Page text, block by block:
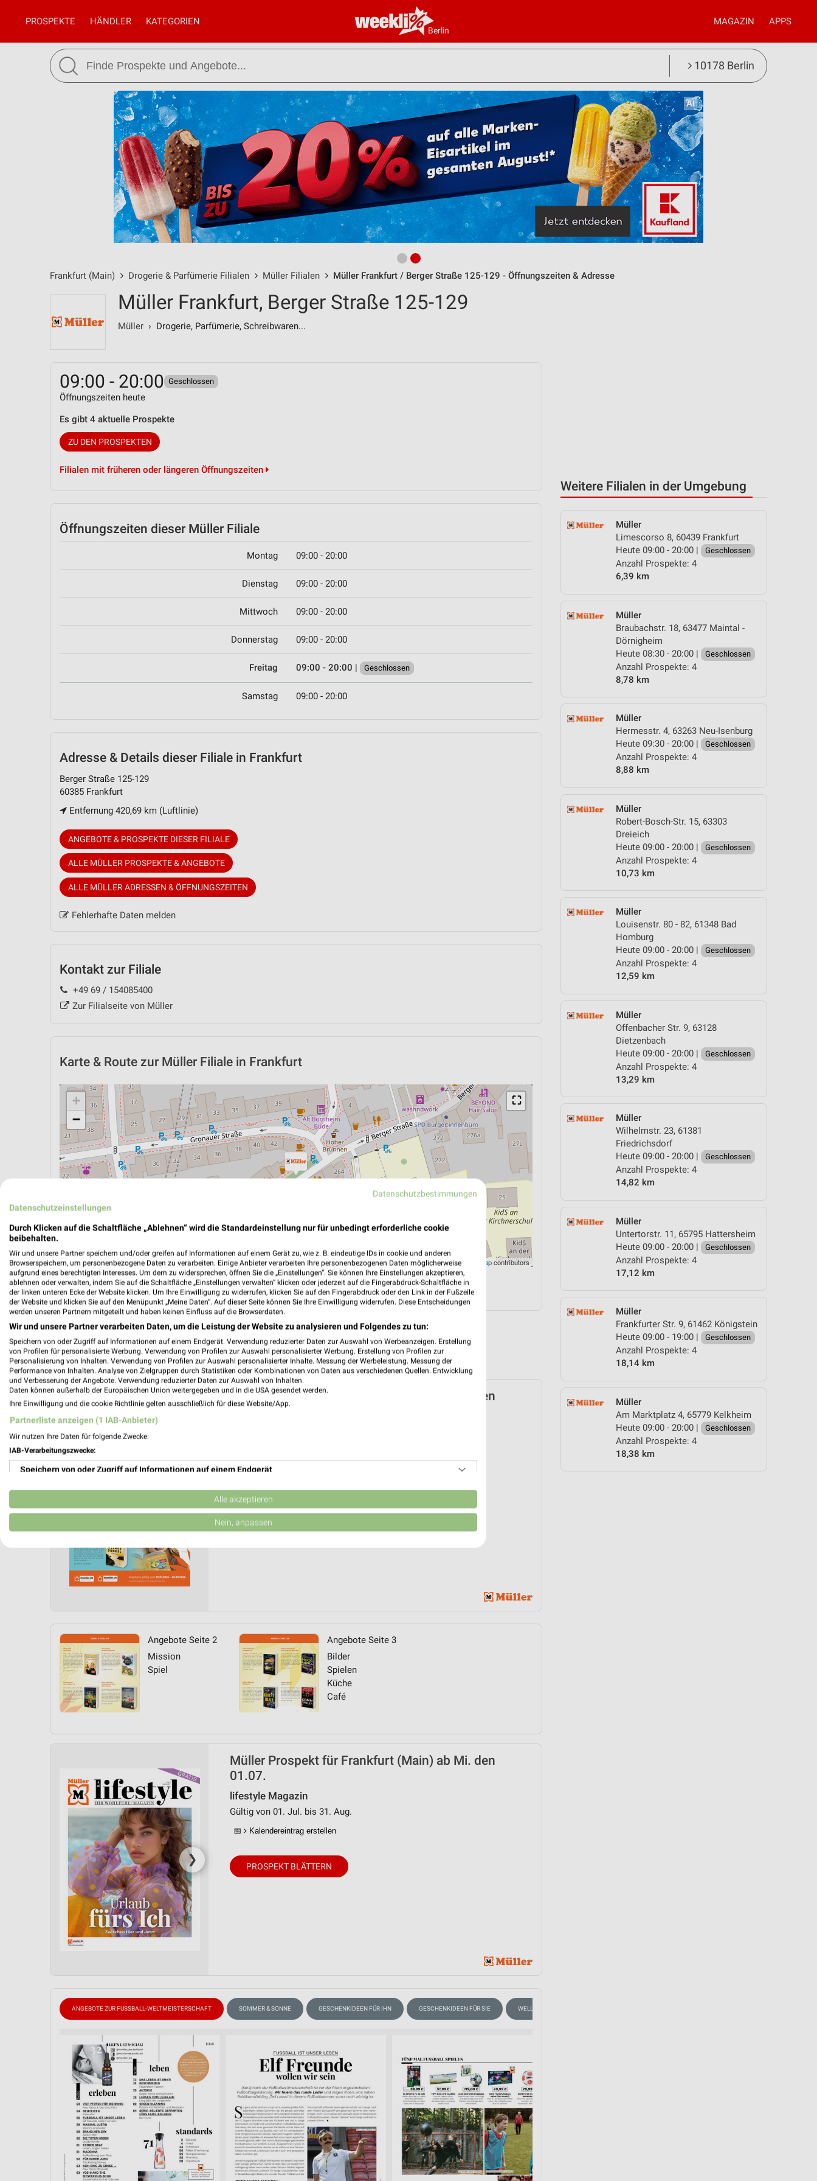
Berlin
PROSPEKTE HÄNDLER KATEGORIEN MAGAZIN APPS
10178 Berlin
Frankfurt (Main) Drogerie & Parfümerie Filialen Müller Filialen Müller Frankfurt / Berger Straße 125-129 - Öffnungszeiten & Adresse
Weitere Filialen in der Umgebung
Müller
Limescorso 8, 60439 Frankfurt
Heute 09:00 - 20:00 |
Geschlossen
Anzahl Prospekte: 4
6,39 km
Müller
Braubachstr. 18, 63477 Maintal -
Dörnigheim
Heute 08:30 - 20:00 |
Geschlossen
Anzahl Prospekte: 4
8,78 km
Müller
Hermesstr. 4, 63263 Neu-Isenburg
Heute 09:30 - 20:00 |
Geschlossen
Anzahl Prospekte: 4
8,88 km
Müller
Robert-Bosch-Str. 15, 63303
Dreieich
Heute 09:00 - 20:00 |
Geschlossen
Anzahl Prospekte: 4
10,73 km
Müller
Louisenstr. 80 - 82, 61348 Bad
Homburg
Heute 09:00 - 20:00 |
Geschlossen
Anzahl Prospekte: 4
12,59 km
Müller
Offenbacher Str. 9, 63128
Dietzenbach
Heute 09:00 - 20:00 |
Geschlossen
Anzahl Prospekte: 4
13,29 km
Müller
Wilhelmstr. 23, 61381
Friedrichsdorf
Heute 09:00 - 20:00 |
Geschlossen
Anzahl Prospekte: 4
14,82 km
Müller
Untertorstr. 11, 65795 Hattersheim
Heute 09:00 - 20:00 |
Geschlossen
Anzahl Prospekte: 4
17,12 km
Müller
Frankfurter Str. 9, 61462 Königstein
Heute 09:00 - 19:00 |
Geschlossen
Anzahl Prospekte: 4
18,14 km
Müller
Am Marktplatz 4, 65779 Kelkheim
Heute 09:00 - 20:00 |
Geschlossen
Anzahl Prospekte: 4
18,38 km
Müller Frankfurt, Berger Straße 125-129
Müller › Drogerie, Parfümerie, Schreibwaren...
09:00 - 20:00 Geschlossen
Öffnungszeiten heute
Es gibt 4 aktuelle Prospekte
ZU DEN PROSPEKTEN
Filialen mit früheren oder längeren Öffnungszeiten
Öffnungszeiten dieser Müller Filiale
Montag 09:00 - 20:00
Dienstag 09:00 - 20:00
Mittwoch 09:00 - 20:00
Donnerstag 09:00 - 20:00
Freitag 09:00 - 20:00 | Geschlossen
Samstag 09:00 - 20:00
Adresse & Details dieser Filiale in Frankfurt
Berger Straße 125-129
60385 Frankfurt
Entfernung 420,69 km (Luftlinie)
ANGEBOTE & PROSPEKTE DIESER FILIALE
ALLE MÜLLER PROSPEKTE & ANGEBOTE
ALLE MÜLLER ADRESSEN & ÖFFNUNGSZEITEN
Fehlerhafte Daten melden
Kontakt zur Filiale
+49 69 / 154085400
Zur Filialseite von Müller
Karte & Route zur Müller Filiale in Frankfurt
⛶
+
−
Leaflet|©OpenStreetMapcontributors
ÖPNV ANZEIGEN LADESÄULEN ANZEIGEN NAVIGATION MIT GOOGLE/IOS MAPS
Aktuelle Angebote in dieser Filiale
Anzahl Prospekte: 4
Letztes Prospektupdate: vor 5 Tagen
❯
Müller Prospekt für Frankfurt (Main) ab Mi. den
01.07.
📅 Kalendereintrag erstellen
PROSPEKT BLÄTTERN
Angebote Seite 2
Mission
Spiel
Angebote Seite 3
Bilder
Spielen
Küche
Café
❯
Müller Prospekt für Frankfurt (Main) ab Mi. den
01.07.
lifestyle Magazin
Gültig von 01. Jul. bis 31. Aug.
📅 Kalendereintrag erstellen
PROSPEKT BLÄTTERN
ANGEBOTE ZUR FUSSBALL-WELTMEISTERSCHAFT SOMMER & SONNE GESCHENKIDEEN FÜR IHN GESCHENKIDEEN FÜR SIE WELLNESS FÜR ZUHAUSE
Datenschutzbestimmungen
Datenschutzeinstellungen
Durch Klicken auf die Schaltfläche „Ablehnen“ wird die Standardeinstellung nur für unbedingt erforderliche cookie
beibehalten.
Wir und unsere Partner speichern und/oder greifen auf Informationen auf einem Gerät zu, wie z. B. eindeutige IDs in cookie und anderen
Browserspeichern, um personenbezogene Daten zu verarbeiten. Einige Anbieter verarbeiten Ihre personenbezogenen Daten möglicherweise
aufgrund eines berechtigten Interesses. Um dem zu widersprechen, öffnen Sie die „Einstellungen“. Sie können Ihre Einstellungen akzeptieren,
ablehnen oder verwalten, indem Sie auf die Schaltfläche „Einstellungen verwalten“ klicken oder jederzeit auf die Fingerabdruck-Schaltfläche in
der linken unteren Ecke der Website klicken. Um Ihre Einwilligung zu widerrufen, klicken Sie auf den Fingerabdruck oder den Link in der Fußzeile
der Website und klicken Sie auf den Menüpunkt „Meine Daten“. Auf dieser Seite können Sie Ihre Einwilligung widerrufen. Diese Entscheidungen
werden unseren Partnern mitgeteilt und haben keinen Einfluss auf die Browserdaten.
Wir und unsere Partner verarbeiten Daten, um die Leistung der Website zu analysieren und Folgendes zu tun:
Speichern von oder Zugriff auf Informationen auf einem Endgerät. Verwendung reduzierter Daten zur Auswahl von Werbeanzeigen. Erstellung
von Profilen für personalisierte Werbung. Verwendung von Profilen zur Auswahl personalisierter Werbung. Erstellung von Profilen zur
Personalisierung von Inhalten. Verwendung von Profilen zur Auswahl personalisierter Inhalte. Messung der Werbeleistung. Messung der
Performance von Inhalten. Analyse von Zielgruppen durch Statistiken oder Kombinationen von Daten aus verschiedenen Quellen. Entwicklung
und Verbesserung der Angebote. Verwendung reduzierter Daten zur Auswahl von Inhalten.
Daten können außerhalb der Europäischen Union weitergegeben und in die USA gesendet werden.
Ihre Einwilligung und die cookie Richtlinie gelten ausschließlich für diese Website/App.
Partnerliste anzeigen (1 IAB-Anbieter)
Wir nutzen Ihre Daten für folgende Zwecke:
IAB-Verarbeitungszwecke:
Speichern von oder Zugriff auf Informationen auf einem Endgerät
Verwendung reduzierter Daten zur Auswahl von Werbeanzeigen
Erstellung von Profilen für personalisierte Werbung
Erstellung von Profilen zur Personalisierung von Inhalten
Messung der Performance von Inhalten
Analyse von Zielgruppen durch Statistiken oder Kombinationen von Daten aus verschiedenen
Entwicklung und Verbesserung der Angebote
Verwendung genauer Standortdaten
Geräte anhand von aktiv angeforderten Informationen identifizieren
Alle akzeptieren
Nein, anpassen